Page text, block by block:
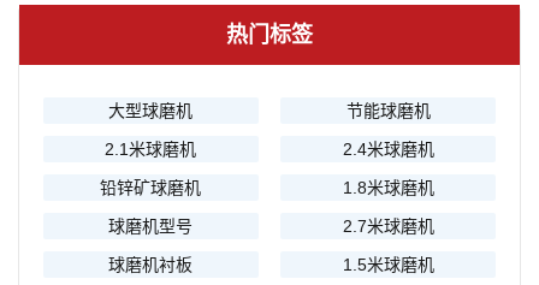
热门标签
大型球磨机
节能球磨机
2.1米球磨机
2.4米球磨机
铅锌矿球磨机
1.8米球磨机
球磨机型号
2.7米球磨机
球磨机衬板
1.5米球磨机